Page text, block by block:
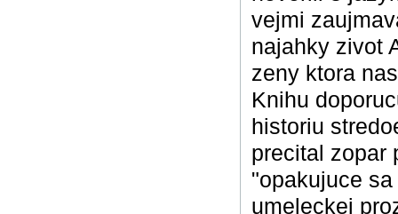
vejmi
najahky zivot
zeny ktora
Knihu
historiu
precital zopar
"opakujuce
umeleckej